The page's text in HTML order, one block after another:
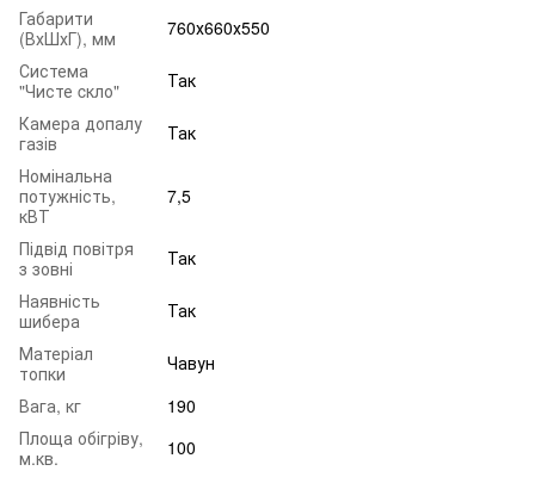
Габарити
(ВхШхГ), мм
760х660х550
Система
"Чисте cкло"
Так
Камера допалу
газів
Так
Номінальна
потужність,
кВТ
7,5
Підвід повітря
з зовні
Так
Наявність
шибера
Так
Матеріал
топки
Чавун
Вага, кг
190
Площа обігріву,
м.кв.
100